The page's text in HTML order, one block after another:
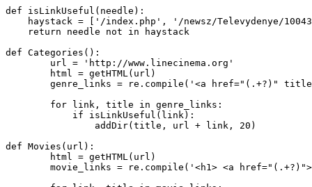
def isLinkUseful(needle):
haystack = ['/index.php', '/newsz/Televydenye/
    return needle not in haystack
def Categories():
def Movies(url):